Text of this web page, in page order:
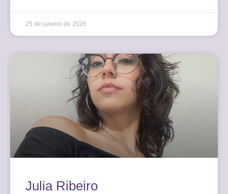
25 de janeiro de 2026
Julia Ribeiro